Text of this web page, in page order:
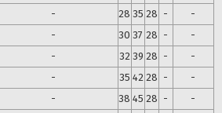
- 28 35 28 -
-
- 30 37 28 -
-
- 32 39 28 -
-
- 35 42 28 -
-
- 38 45 28 -
-